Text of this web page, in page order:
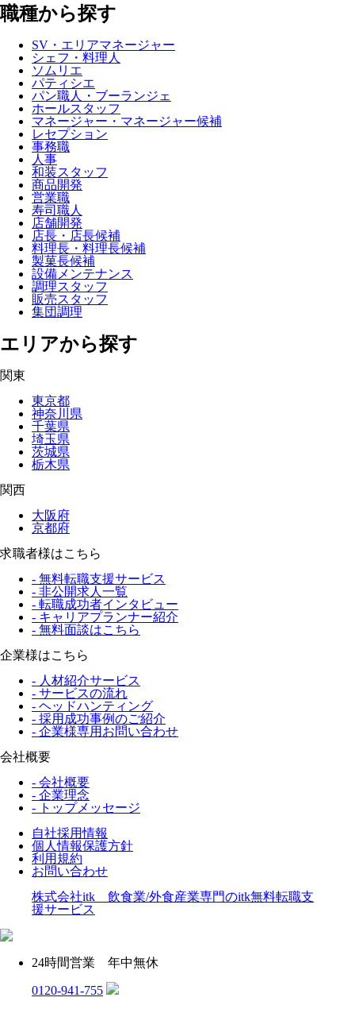
職種から探す
SV・エリアマネージャー
シェフ・料理人
ソムリエ
パティシエ
パン職人・ブーランジェ
ホールスタッフ
マネージャー・マネージャー候補
レセプション
事務職
人事
和装スタッフ
商品開発
営業職
寿司職人
店舗開発
店長・店長候補
料理長・料理長候補
製菓長候補
設備メンテナンス
調理スタッフ
販売スタッフ
集団調理
エリアから探す
関東
東京都
神奈川県
千葉県
埼玉県
茨城県
栃木県
関西
大阪府
京都府
求職者様はこちら
- 無料転職支援サービス
- 非公開求人一覧
- 転職成功者インタビュー
- キャリアプランナー紹介
- 無料面談はこちら
企業様はこちら
- 人材紹介サービス
- サービスの流れ
- ヘッドハンティング
- 採用成功事例のご紹介
- 企業様専用お問い合わせ
会社概要
- 会社概要
- 企業理念
- トップメッセージ
自社採用情報
個人情報保護方針
利用規約
お問い合わせ
株式会社itk 飲食業/外食産業専門のitk無料転職支
援サービス
24時間営業 年中無休
0120-941-755